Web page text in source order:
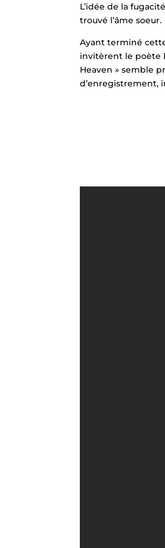
L’idée de la
trouvé l’âme soeur.
Ayant terminé
invitèrent le poète
Heaven » semble
d’enregistrement,